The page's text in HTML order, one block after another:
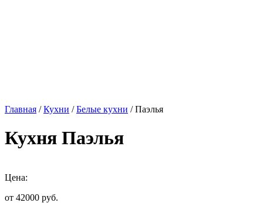
Главная /Кухни /Белые кухни / Паэлья
Кухня Паэлья
Цена:
от 42000 руб.